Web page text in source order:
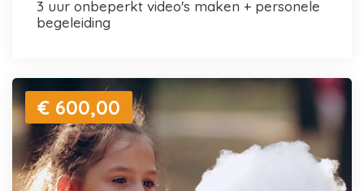
3 uur onbeperkt video's maken + personele
begeleiding
€ 600,00